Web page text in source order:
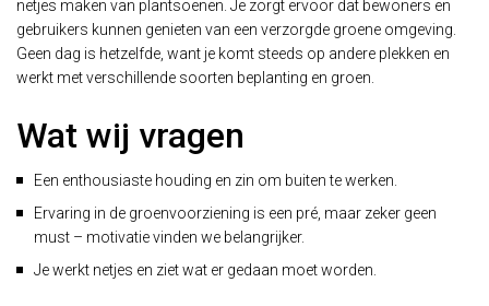
netjes maken van plantsoenen. Je zorgt ervoor dat bewoners en
gebruikers kunnen genieten van een verzorgde groene omgeving.
Geen dag is hetzelfde, want je komt steeds op andere plekken en
werkt met verschillende soorten beplanting en groen.
Wat wij vragen
Een enthousiaste houding en zin om buiten te werken.
Ervaring in de groenvoorziening is een pré, maar zeker geen
must – motivatie vinden we belangrijker.
Je werkt netjes en ziet wat er gedaan moet worden.